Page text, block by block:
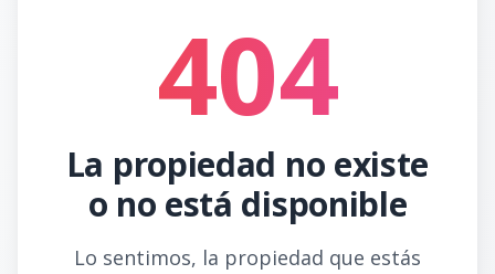
404
La propiedad no existe
o no está disponible
Lo sentimos, la propiedad que estás